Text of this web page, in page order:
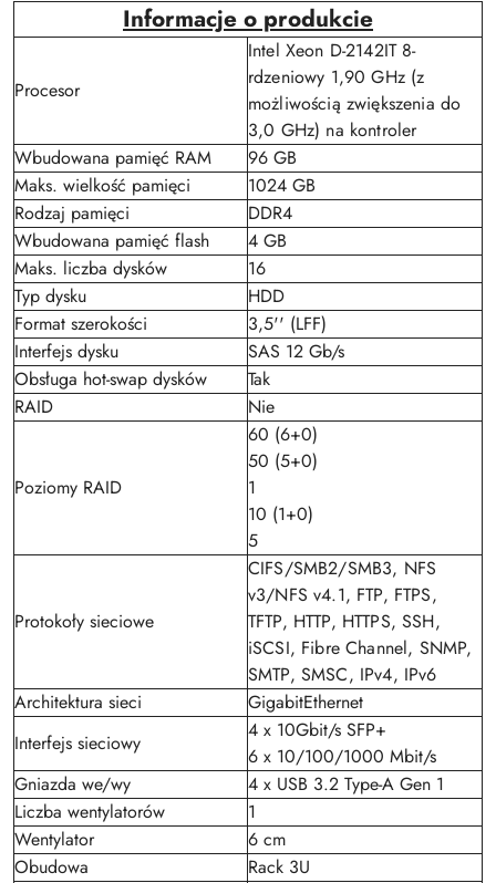
Informacje o produkcie
Procesor
Intel Xeon D-2142IT 8-
rdzeniowy 1,90 GHz (z
możliwością zwiększenia do
3,0 GHz) na kontroler
Wbudowana pamięć RAM
96 GB
Maks. wielkość pamięci
1024 GB
Rodzaj pamięci
DDR4
Wbudowana pamięć flash
4 GB
Maks. liczba dysków
16
Typ dysku
HDD
Format szerokości
3,5'' (LFF)
Interfejs dysku
SAS 12 Gb/s
Obsługa hot-swap dysków
Tak
RAID
Nie
Poziomy RAID
60 (6+0)
50 (5+0)
1
10 (1+0)
5
Protokoły sieciowe
CIFS/SMB2/SMB3, NFS
v3/NFS v4.1, FTP, FTPS,
TFTP, HTTP, HTTPS, SSH,
iSCSI, Fibre Channel, SNMP,
SMTP, SMSC, IPv4, IPv6
Architektura sieci
GigabitEthernet
Interfejs sieciowy
4 x 10Gbit/s SFP+
6 x 10/100/1000 Mbit/s
Gniazda we/wy
4 x USB 3.2 Type-A Gen 1
Liczba wentylatorów
1
Wentylator
6 cm
Obudowa
Rack 3U